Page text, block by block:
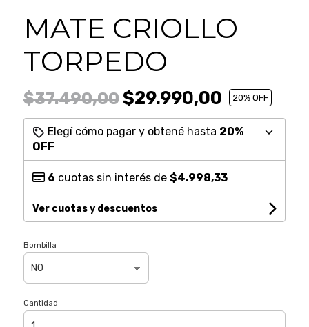
MATE CRIOLLO
TORPEDO
$37.490,00$29.990,00 20% OFF
Elegí cómo pagar y obtené hasta 20%
OFF
6 cuotas sin interés de $4.998,33
Ver cuotas y descuentos
Bombilla
Cantidad